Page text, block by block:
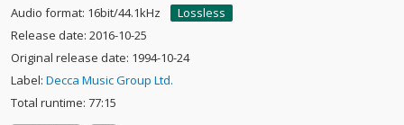
Audio format: 16bit/44.1kHz
Lossless
Release date: 2016-10-25
Original release date: 1994-10-24
Label: Decca Music Group Ltd.
Total runtime: 77:15